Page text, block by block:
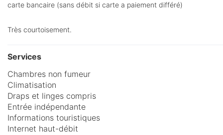
carte bancaire (sans débit si carte a paiement différé)
Très courtoisement.
Services
Chambres non fumeur
Climatisation
Draps et linges compris
Entrée indépendante
Informations touristiques
Internet haut-débit